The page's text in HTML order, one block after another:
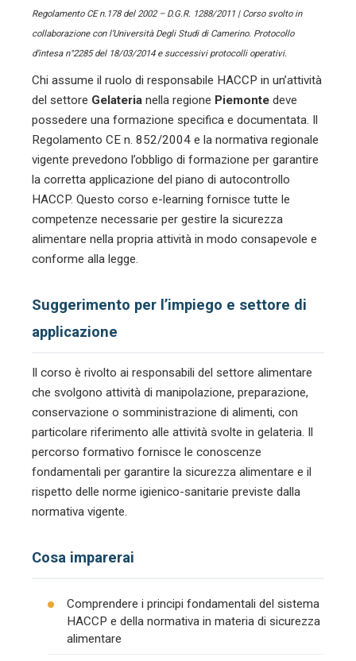
Regolamento CE n.178 del 2002 – D.G.R. 1288/2011 | Corso svolto in
collaborazione con l’Università Degli Studi di Camerino. Protocollo
d’intesa n°2285 del 18/03/2014 e successivi protocolli operativi.
Chi assume il ruolo di responsabile HACCP in un’attività
del settore Gelateria nella regione Piemonte deve
possedere una formazione specifica e documentata. Il
Regolamento CE n. 852/2004 e la normativa regionale
vigente prevedono l’obbligo di formazione per garantire
la corretta applicazione del piano di autocontrollo
HACCP. Questo corso e-learning fornisce tutte le
competenze necessarie per gestire la sicurezza
alimentare nella propria attività in modo consapevole e
conforme alla legge.
Suggerimento per l’impiego e settore di
applicazione
Il corso è rivolto ai responsabili del settore alimentare
che svolgono attività di manipolazione, preparazione,
conservazione o somministrazione di alimenti, con
particolare riferimento alle attività svolte in gelateria. Il
percorso formativo fornisce le conoscenze
fondamentali per garantire la sicurezza alimentare e il
rispetto delle norme igienico-sanitarie previste dalla
normativa vigente.
Cosa imparerai
Comprendere i principi fondamentali del sistema
HACCP e della normativa in materia di sicurezza
alimentare